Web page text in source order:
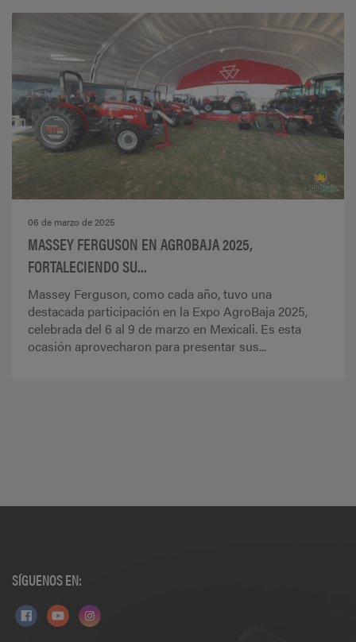
06 de marzo de 2025
MASSEY FERGUSON EN AGROBAJA 2025,
FORTALECIENDO SU...
Massey Ferguson, como cada año, tuvo una
destacada participación en la Expo AgroBaja 2025,
celebrada del 6 al 9 de marzo en Mexicali. Es esta
ocasión aprovecharon para presentar sus...
SÍGUENOS EN: